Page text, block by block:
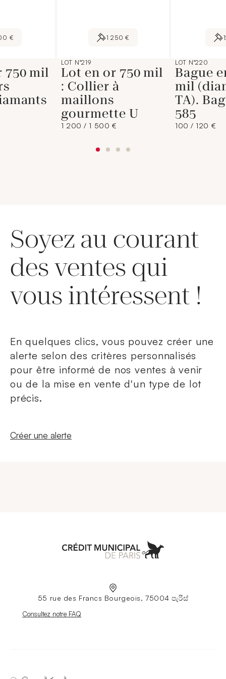
€
750 mil
1 250 €
LOT N°219
Lot en or 750 mil
: Collier à
maillons
gourmette U
1 200 / 1 500 €
LOT N°220
Bague
mil
TA).
585
100 / 120 €
Soyez au courant
des ventes qui
vous intéressent !
En quelques clics, vous pouvez créer une
alerte selon des critères personnalisés
pour être informé de nos ventes à venir
ou de la mise en vente d'un type de lot
précis.
Nouvelle fenêtre
Créer une alerte
55 rue des Francs Bourgeois, 75004 පැරිස්
Nouvelle fenêtre
Consultez notre FAQ